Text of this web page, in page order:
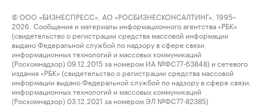
© ООО «БИЗНЕСПРЕСС», АО «РОСБИЗНЕСКОНСАЛТИНГ», 1995–
2026. Сообщения и материалы информационного агентства «РБК»
(свидетельство о регистрации средства массовой информации
выдано Федеральной службой по надзору в сфере связи,
информационных технологий и массовых коммуникаций
(Роскомнадзор) 09.12.2015 за номером ИА №ФС77-63848) и сетевого
издания «РБК» (свидетельство о регистрации средства массовой
информации выдано Федеральной службой по надзору в сфере связи,
информационных технологий и массовых коммуникаций
(Роскомнадзор) 03.12.2021 за номером ЭЛ №ФС77-82385)